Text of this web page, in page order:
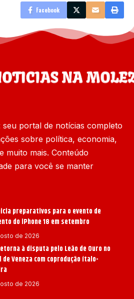
Facebook
portal de notícias completo
sobre política, economia,
muito mais. Conteúdo
para você se manter
preparativos para o evento de
do iPhone 18 em setembro
de 2026
à disputa pelo Leão de Ouro no
Veneza com coprodução ítalo-
de 2026